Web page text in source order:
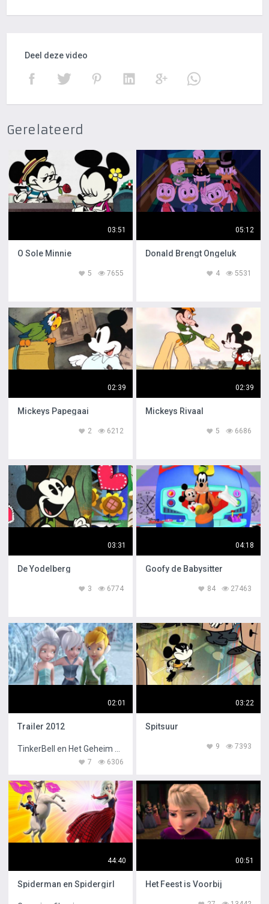
Deel deze video
Gerelateerd
03:51
O Sole Minnie
7655
5
05:12
Donald Brengt Ongeluk
5531
4
02:39
Mickeys Papegaai
6212
2
02:39
Mickeys Rivaal
6686
5
03:31
De Yodelberg
6774
3
04:18
Goofy de Babysitter
27463
84
02:01
Trailer 2012
6306
7
03:22
Spitsuur
7393
9
44:40
Spiderman en Spidergirl
00:51
Het Feest is Voorbij